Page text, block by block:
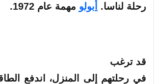
رحلة لناسا.
أبولو مهمة عام 1972.
قد ترغب
في رحلتهم إلى المنزل، اندفع